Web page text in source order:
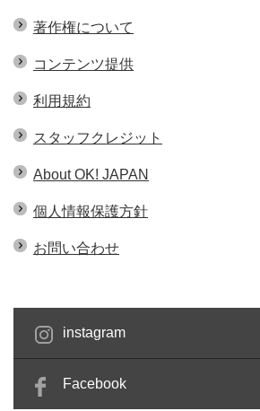
著作権について
コンテンツ提供
利用規約
スタッフクレジット
About OK! JAPAN
個人情報保護方針
お問い合わせ
instagram
Facebook